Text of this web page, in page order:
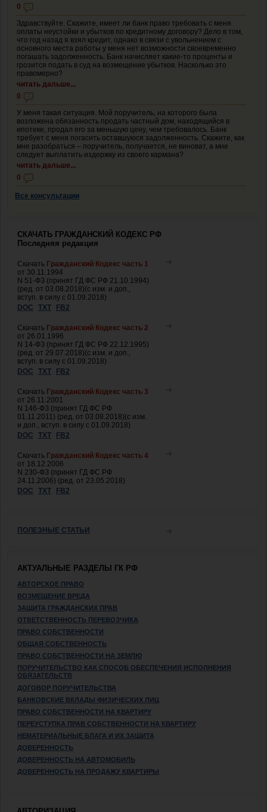
0
Здравствуйте. Скажите, имеет ли банк право требовать с меня
оплаты неустойки и убытков по кредитному договору? Дело в том,
что год назад я взял кредит, однако в связи с увольнением с
основного места работы у меня нет возможности своевременно
погашать задолженность. Банк начисляет какие-то проценты и
грозится подать в суд на возмещение убытков. Насколько это
правомерно?
читать дальше...
0
У меня такая ситуация. Мой поручитель, на которого была
возложена обязанность продать частный дом, находящийся в
ипотеке, продал его за меньшую цену, чем требовалось. Банк
требует с меня погасить оставшуюся задолженность. Скажите, как
мне разобраться – поручитель, получается, не виноват, а мне
следует выплатить издержку из своего кармана?
читать дальше...
0
Все консультации
СКАЧАТЬ ГРАЖДАНСКИЙ КОДЕКС РФ
Последняя редакция
Скачать Гражданский Кодекс часть 1
от 30.11.1994
N 51-ФЗ (принят ГД ФС РФ 21.10.1994)
(ред. от 03.08.2018)(с изм. и доп.,
вступ. в силу с 01.09.2018)
DOC
TXT FB2
Скачать Гражданский Кодекс часть 2
от 26.01.1996
N 14-ФЗ (принят ГД ФС РФ 22.12.1995)
(ред. от 29.07.2018)(с изм. и доп.,
вступ. в силу с 01.09.2018)
DOC
TXT FB2
Скачать Гражданский Кодекс часть 3
от 26.11.2001
N 146-ФЗ (принят ГД ФС РФ
01.11.2011) (ред. от 03.08.2018)(с изм.
и доп., вступ. в силу с 01.09.2018)
DOC
TXT FB2
Скачать Гражданский Кодекс часть 4
от 18.12.2006
N 230-ФЗ (принят ГД ФС РФ
24.11.2006) (ред. от 23.05.2018)
DOC
TXT FB2
ПОЛЕЗНЫЕ СТАТЬИ
АКТУАЛЬНЫЕ РАЗДЕЛЫ ГК РФ
АВТОРСКОЕ ПРАВО
ВОЗМЕЩЕНИЕ ВРЕДА
ЗАЩИТА ГРАЖДАНСКИХ ПРАВ
ОТВЕТСТВЕННОСТЬ ПЕРЕВОЗЧИКА
ПРАВО СОБСТВЕННОСТИ
ОБЩАЯ СОБСТВЕННОСТЬ
ПРАВО СОБСТВЕННОСТИ НА ЗЕМЛЮ
ПОРУЧИТЕЛЬСТВО КАК СПОСОБ ОБЕСПЕЧЕНИЯ ИСПОЛНЕНИЯ
ОБЯЗАТЕЛЬСТВ
ДОГОВОР ПОРУЧИТЕЛЬСТВА
БАНКОВСКИЕ ВКЛАДЫ ФИЗИЧЕСКИХ ЛИЦ
ПРАВО СОБСТВЕННОСТИ НА КВАРТИРУ
ПЕРЕУСТУПКА ПРАВ СОБСТВЕННОСТИ НА КВАРТИРУ
НЕМАТЕРИАЛЬНЫЕ БЛАГА И ИХ ЗАЩИТА
ДОВЕРЕННОСТЬ
ДОВЕРЕННОСТЬ НА АВТОМОБИЛЬ
ДОВЕРЕННОСТЬ НА ПРОДАЖУ КВАРТИРЫ